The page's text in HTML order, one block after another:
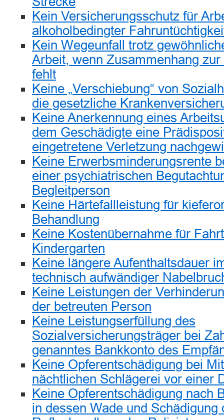
Kein Versicherungsschutz für
alkoholbedingter
Kein Wegeunfall trotz
Arbeit, wenn Zusammenhang
fehlt
Keine „Verschiebung“ von
die gesetzliche
Keine Anerkennung eines
dem Geschädigte eine
eingetretene Verletzung
Keine Erwerbsminderungsrente
einer psychiatrischen
Begleitperson
Keine Härtefallleistung für
Behandlung
Keine Kostenübernahme für
Kindergarten
Keine längere Aufenthaltsdauer
technisch aufwändiger
Keine Leistungen der
der betreuten Person
Keine Leistungserfüllung des
Sozialversicherungsträger bei
genanntes Bankkonto des
Keine Opferentschädigung bei
nächtlichen Schlägerei vor einer
Keine Opferentschädigung nach
in dessen Wade und Schädigung